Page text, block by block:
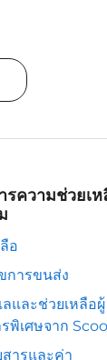
รความช่วยเห
อ
การขนส่ง
และช่วยเหลือผู้
พิเศษจาก
ารและค่า